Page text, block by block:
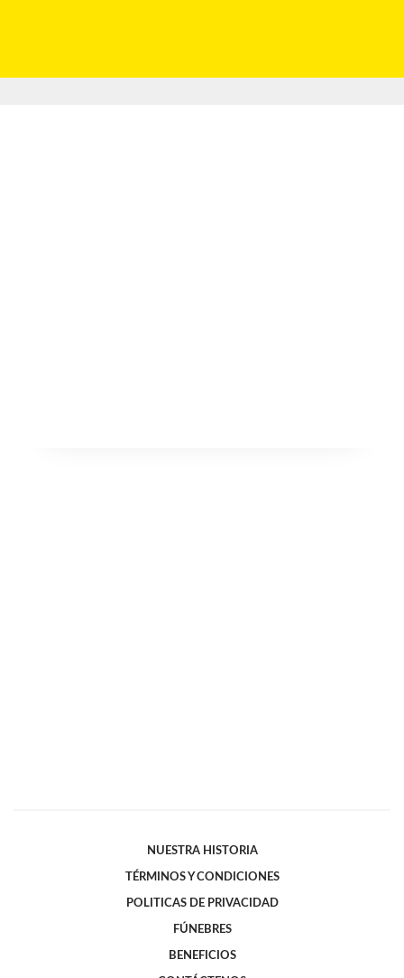
NUESTRA HISTORIA
TÉRMINOS Y CONDICIONES
POLITICAS DE PRIVACIDAD
FÚNEBRES
BENEFICIOS